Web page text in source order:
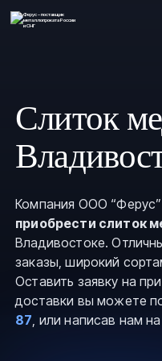
Слиток
Компания ООО
приобрести слиток
Владивостоке.
заказы, широкий
Оставить заявку на
доставки вы можете
87, или написав нам